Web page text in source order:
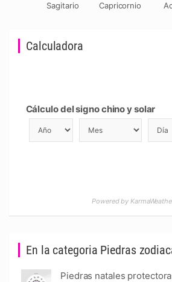
En la categoria Piedras
Piedras natales
Calculadora
Cálculo del signo chino y solar
Powered by
Sagitario Capricornio